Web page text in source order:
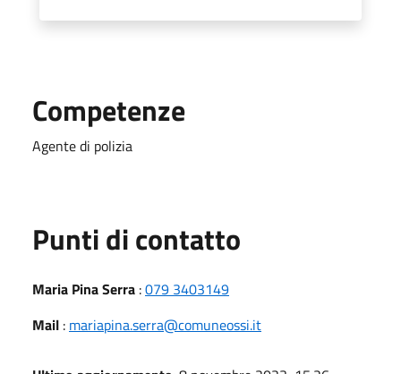
Competenze
Agente di polizia
Punti di contatto
Maria Pina Serra :079 3403149
Mail : mariapina.serra@comuneossi.it